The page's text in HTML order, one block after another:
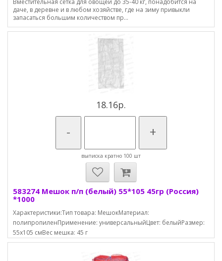
Вместительная сетка для овощей до 35-40 кг, понадобится на
даче, в деревне и в любом хозяйстве, где на зиму привыкли
запасаться большим количеством пр...
18.16р.
- +
выписка кратно 100 шт
583274 Мешок п/п (белый) 55*105 45гр (Россия)
*1000
Характеристики:Тип товара: МешокМатериал:
полипропиленПрименение: универсальныйЦвет: белыйРазмер:
55х105 смВес мешка: 45 г